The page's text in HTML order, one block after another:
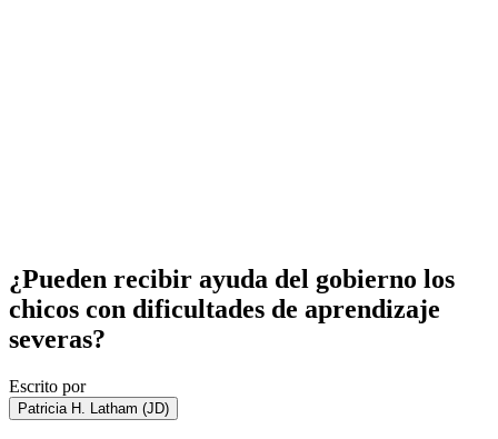
¿Pueden recibir ayuda del gobierno los
chicos con dificultades de aprendizaje
severas?
Escrito por
Patricia H. Latham (JD)